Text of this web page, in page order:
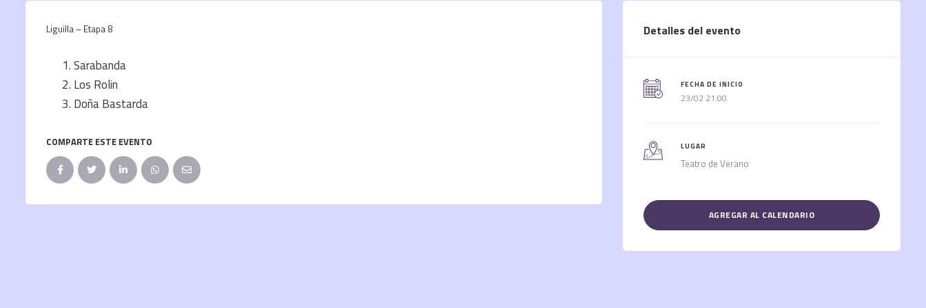
Liguilla – Etapa 8
Sarabanda
Los Rolin
Doña Bastarda
COMPARTE ESTE EVENTO
Detalles del evento
FECHA DE INICIO
23/02 21:00
LUGAR
Teatro de Verano
AGREGAR AL CALENDARIO